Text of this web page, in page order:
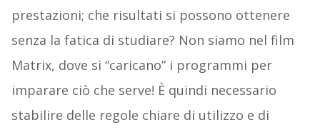
prestazioni; che risultati si possono ottenere
senza la fatica di studiare? Non siamo nel film
Matrix, dove si “caricano” i programmi per
imparare ciò che serve! È quindi necessario
stabilire delle regole chiare di utilizzo e di